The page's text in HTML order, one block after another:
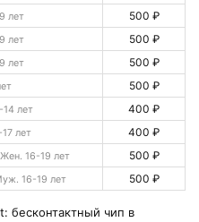
лет
500 ₽
лет
500 ₽
лет
500 ₽
500 ₽
лет
400 ₽
лет
400 ₽
16-19 лет
500 ₽
16-19 лет 500 ₽
бесконтактный чип в